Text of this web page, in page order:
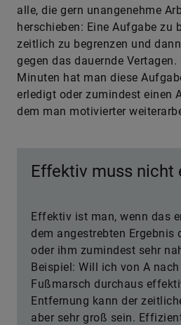
alle, die gern unangenehme
herschieben: Eine Aufgabe zu
zeitlich zu begrenzen und
gegen das dauernde
Minuten hat man diese
erledigt oder zumindest einen
dem man motivierter
Effektiv muss nicht
Effektiv ist man, wenn das
dem angestrebten Ergebnis
oder ihm zumindest sehr
Beispiel: Will ich von A
Fußmarsch durchaus
Entfernung kann der
aber sehr groß sein.